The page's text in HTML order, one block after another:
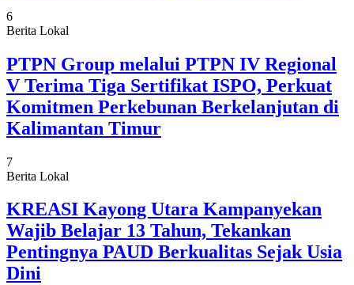
6
Berita Lokal
PTPN Group melalui PTPN IV Regional
V Terima Tiga Sertifikat ISPO, Perkuat
Komitmen Perkebunan Berkelanjutan di
Kalimantan Timur
7
Berita Lokal
KREASI Kayong Utara Kampanyekan
Wajib Belajar 13 Tahun, Tekankan
Pentingnya PAUD Berkualitas Sejak Usia
Dini